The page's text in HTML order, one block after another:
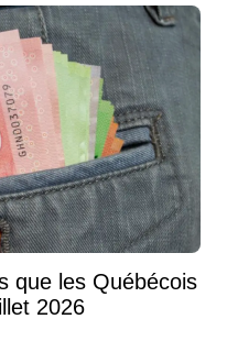
que les Québécois
2026